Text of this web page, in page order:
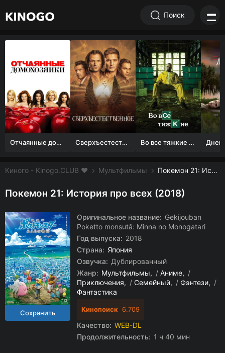
Поиск
Отчаянные домохозяйки (1 сезон) Сверхъестественное Во все тяжкие 1-5 сезон
Киного - Kinogo.CLUB ❤️ Мультфильмы Покемон 21: История про всех смотреть онлайн бесплатно
Покемон 21: История про всех (2018)
Оригинальное название: Gekijouban
Poketto monsutâ: Minna no Monogatari
Год выпуска: 2018
Страна: Япония
Озвучка: Дублированный
Жанр: Мультфильмы / Аниме
/
Приключения
/ Семейный / Фэнтези
/
Фантастика
Кинопоиск 6.709
Качество: WEB-DL
Продолжительность: 1 ч 40 мин